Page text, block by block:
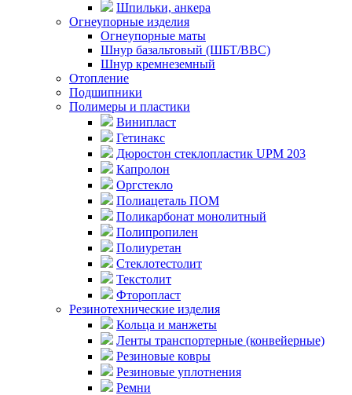
Шпильки, анкера
Огнеупорные изделия
Огнеупорные маты
Шнур базальтовый (ШБТ/ВВС)
Шнур кремнеземный
Отопление
Подшипники
Полимеры и пластики
Винипласт
Гетинакс
Дюростон стеклопластик UPM 203
Капролон
Оргстекло
Полиацеталь ПОМ
Поликарбонат монолитный
Полипропилен
Полиуретан
Стеклотестолит
Текстолит
Фторопласт
Резинотехнические изделия
Кольца и манжеты
Ленты транспортерные (конвейерные)
Резиновые ковры
Резиновые уплотнения
Ремни